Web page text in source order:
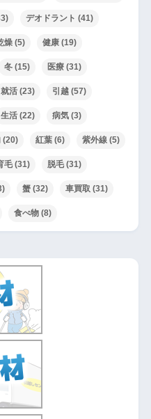
デオドラント (41)
燥(5) 健康(19)
冬(15) 医療(31)
就活(23) 引越(57)
生活(22) 病気(3)
(20) 紅葉(6) 紫外線(5)
毛(31) 脱毛(31)
蟹(32) 車買取 (31)
食べ物(8)